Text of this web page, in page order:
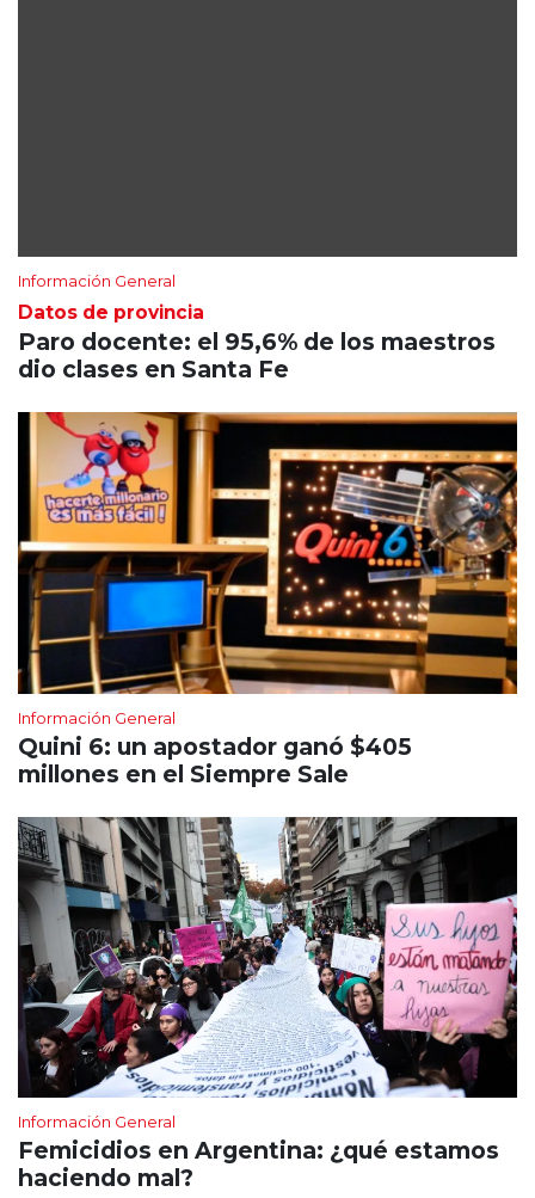
Información General
Datos de provincia
Paro docente: el 95,6% de los maestros
dio clases en Santa Fe
Información General
Quini 6: un apostador ganó $405
millones en el Siempre Sale
Información General
Femicidios en Argentina: ¿qué estamos
haciendo mal?